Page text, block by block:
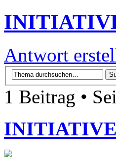
Antwort
1 Beitrag •